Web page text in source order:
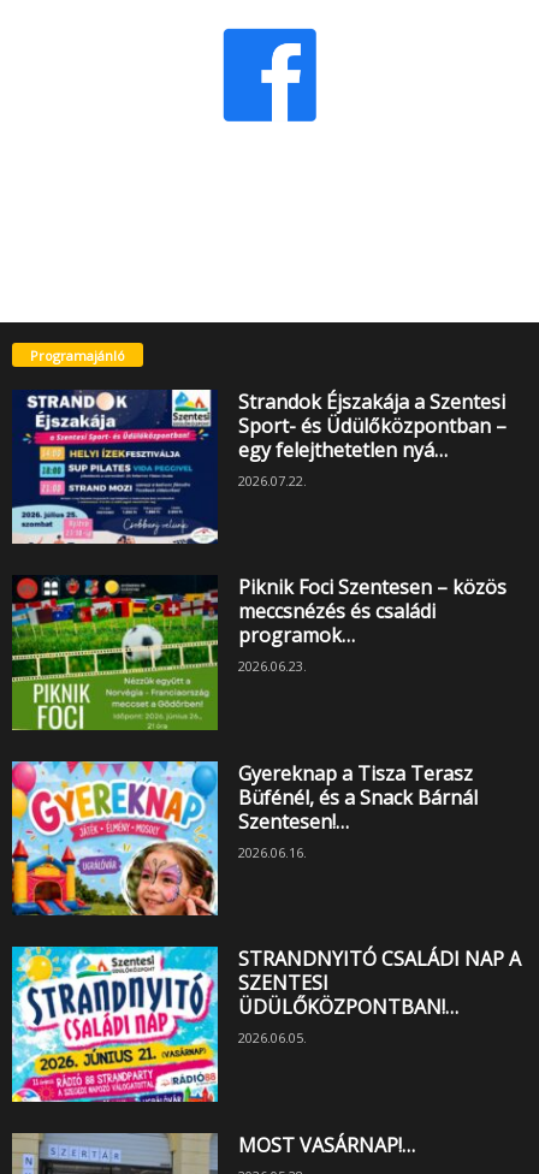
Programajánló
Strandok Éjszakája a Szentesi
Sport- és Üdülőközpontban –
egy felejthetetlen nyá…
2026.07.22.
Piknik Foci Szentesen – közös
meccsnézés és családi
programok…
2026.06.23.
Gyereknap a Tisza Terasz
Büfénél, és a Snack Bárnál
Szentesen!…
2026.06.16.
STRANDNYITÓ CSALÁDI NAP A
SZENTESI
ÜDÜLŐKÖZPONTBAN!…
2026.06.05.
MOST VASÁRNAP!…